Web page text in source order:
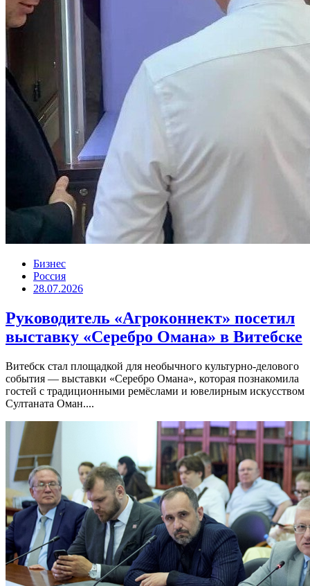
Бизнес
Россия
28.07.2026
Руководитель «Агроконнект» посетил
выставку «Серебро Омана» в Витебске
Витебск стал площадкой для необычного культурно-делового
события — выставки «Серебро Омана», которая познакомила
гостей с традиционными ремёслами и ювелирным искусством
Султаната Оман....